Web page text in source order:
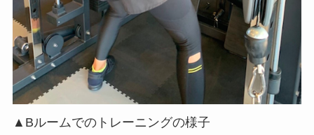
▲Bルームでのトレーニングの様子